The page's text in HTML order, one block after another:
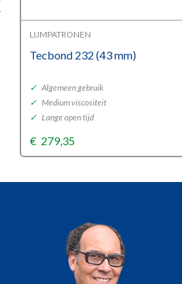
LIJMPATRONEN
Tecbond 232 (43 mm)
✓ Algemeen gebruik
✓ Medium viscositeit
✓ Lange open tijd
€ 279,35